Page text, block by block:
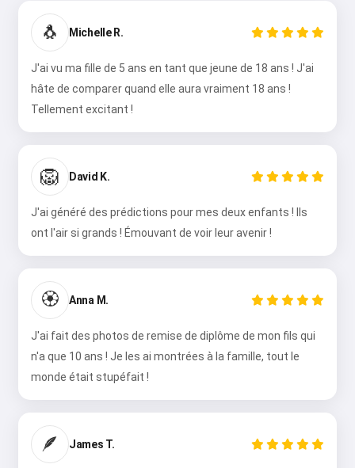
🐧 Michelle R.
J'ai vu ma fille de 5 ans en tant que jeune de 18 ans ! J'ai
hâte de comparer quand elle aura vraiment 18 ans !
Tellement excitant !
🦁 David K.
J'ai généré des prédictions pour mes deux enfants ! Ils
ont l'air si grands ! Émouvant de voir leur avenir !
🏵️ Anna M.
J'ai fait des photos de remise de diplôme de mon fils qui
n'a que 10 ans ! Je les ai montrées à la famille, tout le
monde était stupéfait !
🪶 James T.